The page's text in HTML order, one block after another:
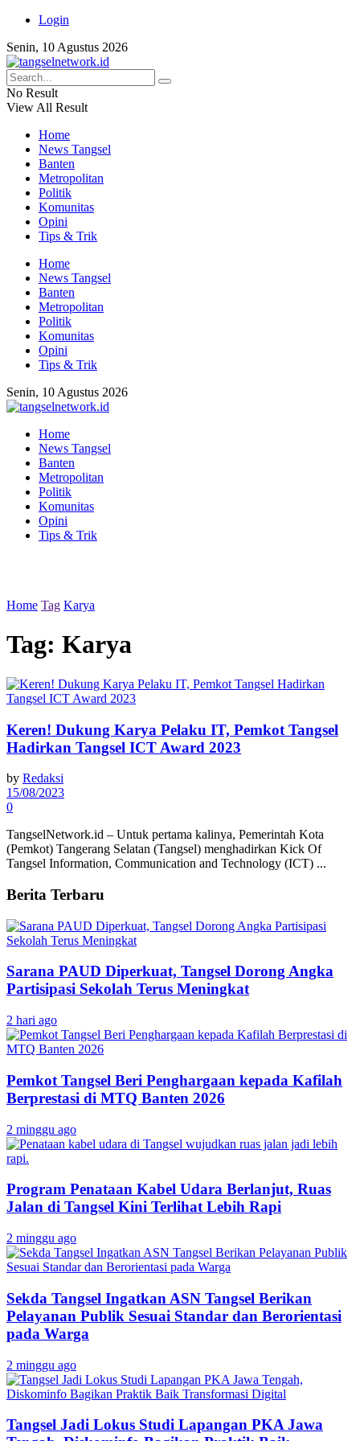
Login
Senin, 10 Agustus 2026
No Result
View All Result
Home
News Tangsel
Banten
Metropolitan
Politik
Komunitas
Opini
Tips & Trik
Home
News Tangsel
Banten
Metropolitan
Politik
Komunitas
Opini
Tips & Trik
Senin, 10 Agustus 2026
Home
News Tangsel
Banten
Metropolitan
Politik
Komunitas
Opini
Tips & Trik
Home Tag Karya
Tag: Karya
Keren! Dukung Karya Pelaku IT, Pemkot Tangsel
Hadirkan Tangsel ICT Award 2023
by Redaksi
15/08/2023
0
TangselNetwork.id – Untuk pertama kalinya, Pemerintah Kota
(Pemkot) Tangerang Selatan (Tangsel) menghadirkan Kick Of
Tangsel Information, Communication and Technology (ICT) ...
Berita Terbaru
Sarana PAUD Diperkuat, Tangsel Dorong Angka
Partisipasi Sekolah Terus Meningkat
2 hari ago
Pemkot Tangsel Beri Penghargaan kepada Kafilah
Berprestasi di MTQ Banten 2026
2 minggu ago
Program Penataan Kabel Udara Berlanjut, Ruas
Jalan di Tangsel Kini Terlihat Lebih Rapi
2 minggu ago
Sekda Tangsel Ingatkan ASN Tangsel Berikan
Pelayanan Publik Sesuai Standar dan Berorientasi
pada Warga
2 minggu ago
Tangsel Jadi Lokus Studi Lapangan PKA Jawa